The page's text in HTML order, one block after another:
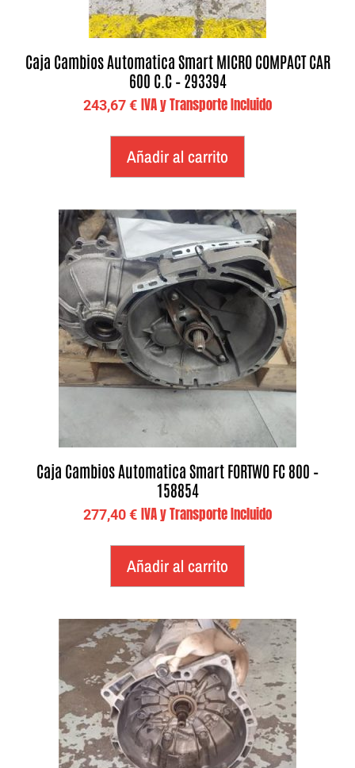
Caja Cambios Automatica Smart MICRO COMPACT CAR
600 C.C – 293394
243,67€ IVA y Transporte Incluido
Añadir al carrito
Caja Cambios Automatica Smart FORTWO FC 800 –
158854
277,40€ IVA y Transporte Incluido
Añadir al carrito